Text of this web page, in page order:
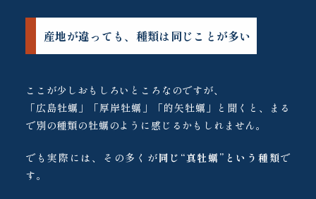
産地が違っても、種類は同じことが多い
ここが少しおもしろいところなのですが、
「広島牡蠣」「厚岸牡蠣」「的矢牡蠣」と聞くと、まる
で別の種類の牡蠣のように感じるかもしれません。
でも実際には、その多くが同じ“真牡蠣”という種類で
す。